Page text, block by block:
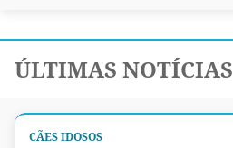
ÚLTIMAS NOTÍCIAS
CÃES IDOSOS